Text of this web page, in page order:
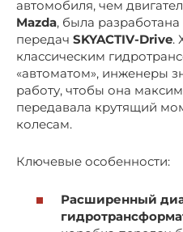
автомобиля, чем
Mazda, была
передач SKYACTIV-Drive.
классическим
«автоматом», инженеры
работу, чтобы она
передавала крутящий
колесам.
Ключевые особенности:
Расширенный